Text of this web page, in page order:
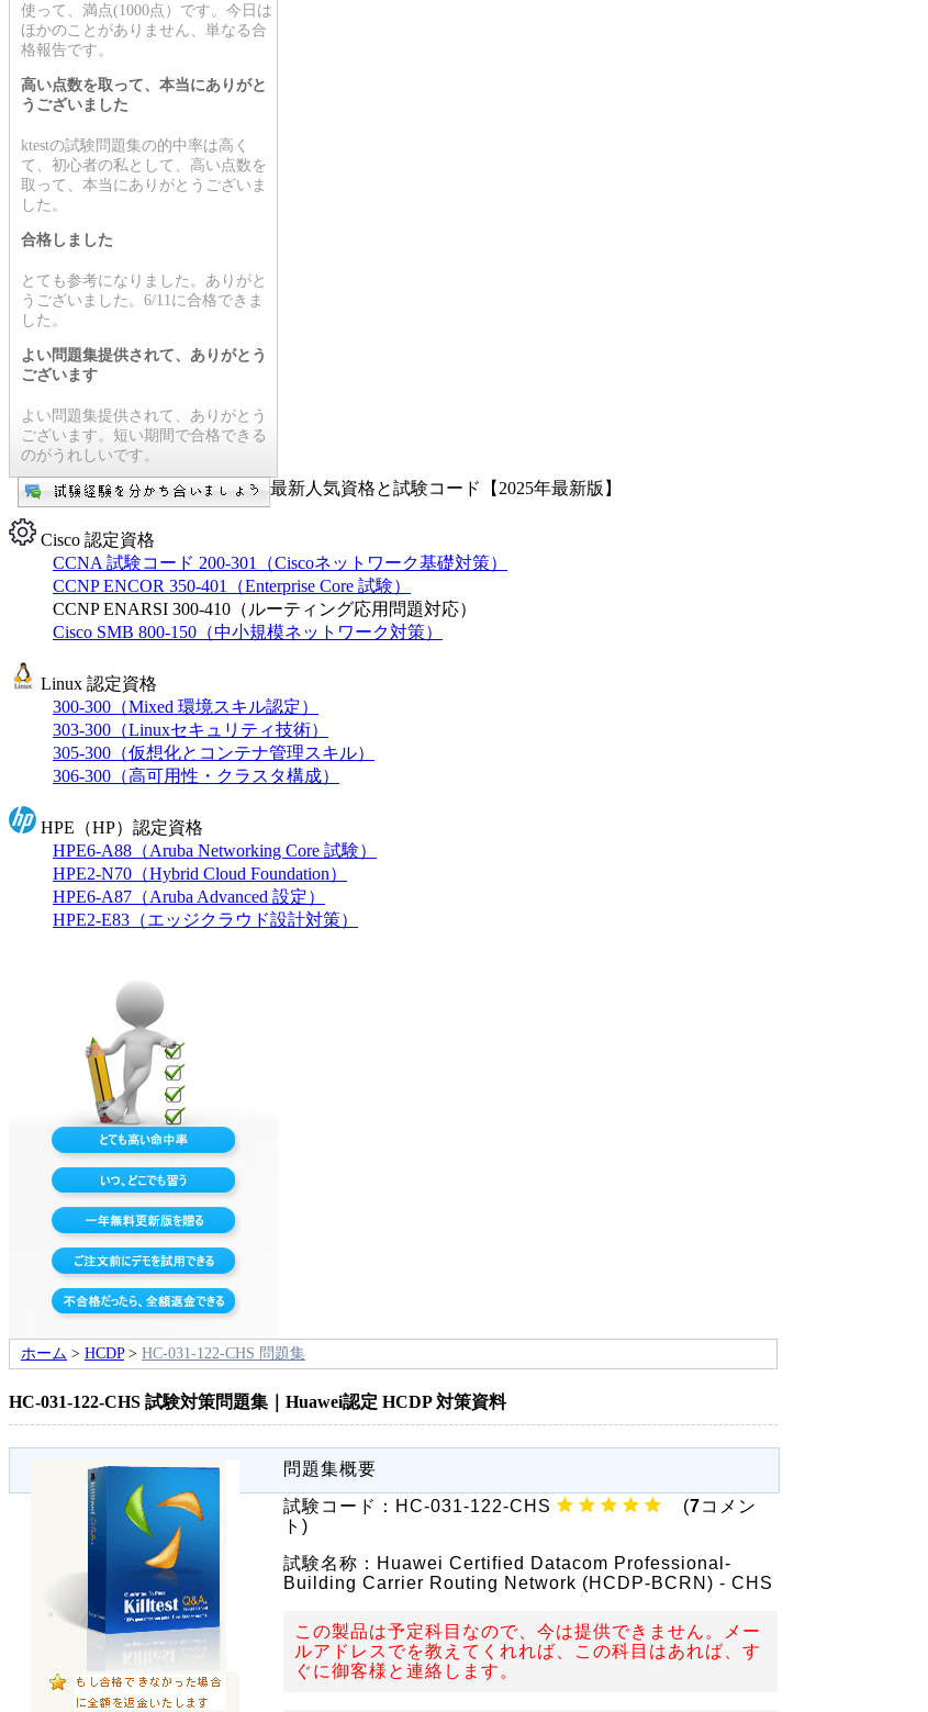
使って、満点(1000点）です。今日は
ほかのことがありません、単なる合
格報告です。
高い点数を取って、本当にありがと
うございました
ktestの試験問題集の的中率は高く
て、初心者の私として、高い点数を
取って、本当にありがとうございま
した。
合格しました
とても参考になりました。ありがと
うございました。6/11に合格できま
した。
よい問題集提供されて、ありがとう
ございます
よい問題集提供されて、ありがとう
ございます。短い期間で合格できる
のがうれしいです。
最新人気資格と試験コード【2025年最新版】
Cisco 認定資格
CCNA 試験コード 200-301（Ciscoネットワーク基礎対策）
CCNP ENCOR 350-401（Enterprise Core 試験）
CCNP ENARSI 300-410（ルーティング応用問題対応）
Cisco SMB 800-150（中小規模ネットワーク対策）
Linux 認定資格
300-300（Mixed 環境スキル認定）
303-300（Linuxセキュリティ技術）
305-300（仮想化とコンテナ管理スキル）
306-300（高可用性・クラスタ構成）
HPE（HP）認定資格
HPE6-A88（Aruba Networking Core 試験）
HPE2-N70（Hybrid Cloud Foundation）
HPE6-A87（Aruba Advanced 設定）
HPE2-E83（エッジクラウド設計対策）
ホーム > HCDP> HC-031-122-CHS 問題集
HC-031-122-CHS 試験対策問題集｜Huawei認定 HCDP 対策資料
問題集概要
試験コード： HC-031-122-CHS (7コメン
ト)
試験名称： Huawei Certified Datacom Professional-
Building Carrier Routing Network (HCDP-BCRN) - CHS
この製品は予定科目なので、今は提供できません。メー
ルアドレスでを教えてくれれば、この科目はあれば、す
ぐに御客様と連絡します。